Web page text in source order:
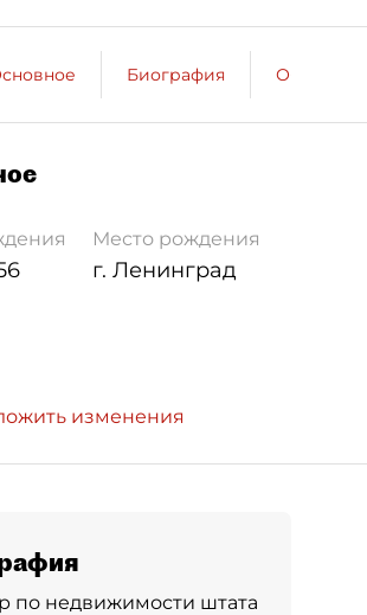
Биография
Место рождения
г. Ленинград
изменения
по недвижимости штата